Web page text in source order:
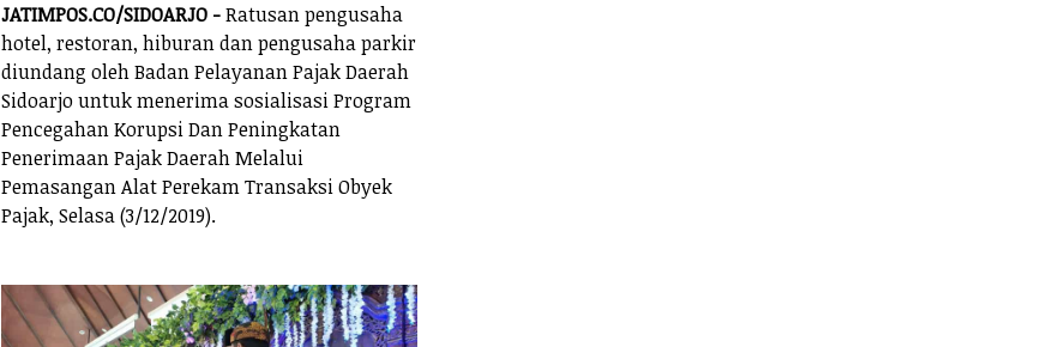
JATIMPOS.CO/SIDOARJO -Ratusan pengusaha
hotel, restoran, hiburan dan pengusaha parkir
diundang oleh Badan Pelayanan Pajak Daerah
Sidoarjo untuk menerima sosialisasi Program
Pencegahan Korupsi Dan Peningkatan
Penerimaan Pajak Daerah Melalui
Pemasangan Alat Perekam Transaksi Obyek
Pajak, Selasa (3/12/2019).